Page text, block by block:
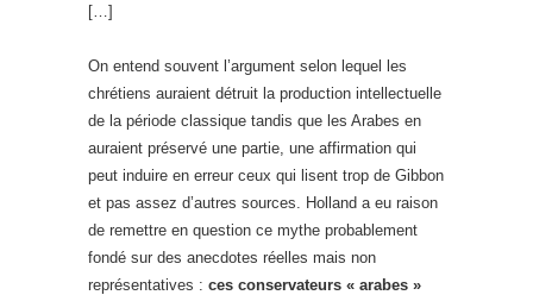
[…]
On entend souvent l’argument selon lequel les
chrétiens auraient détruit la production intellectuelle
de la période classique tandis que les Arabes en
auraient préservé une partie, une affirmation qui
peut induire en erreur ceux qui lisent trop de Gibbon
et pas assez d’autres sources. Holland a eu raison
de remettre en question ce mythe probablement
fondé sur des anecdotes réelles mais non
représentatives : ces conservateurs « arabes »